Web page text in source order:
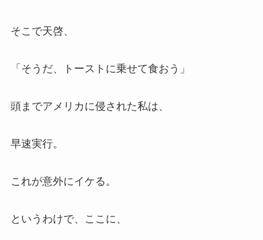
そこで天啓、
「そうだ、トーストに乗せて食おう」
頭までアメリカに侵された私は、
早速実行。
これが意外にイケる。
というわけで、ここに、